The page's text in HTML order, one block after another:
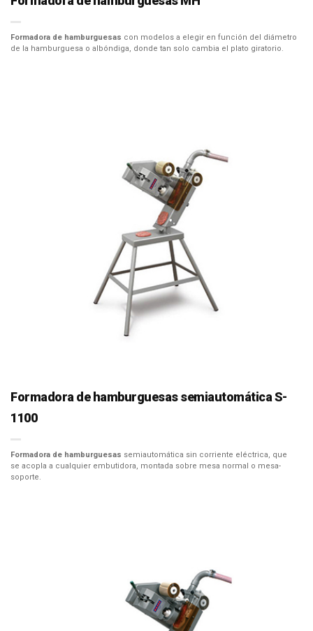
Formadora de hamburguesas con modelos a elegir en función del diámetro
de la hamburguesa o albóndiga, donde tan solo cambia el plato giratorio.
Formadora de hamburguesas semiautomática S-
1100
Formadora de hamburguesas semiautomática sin corriente eléctrica, que
se acopla a cualquier embutidora, montada sobre mesa normal o mesa-
soporte.